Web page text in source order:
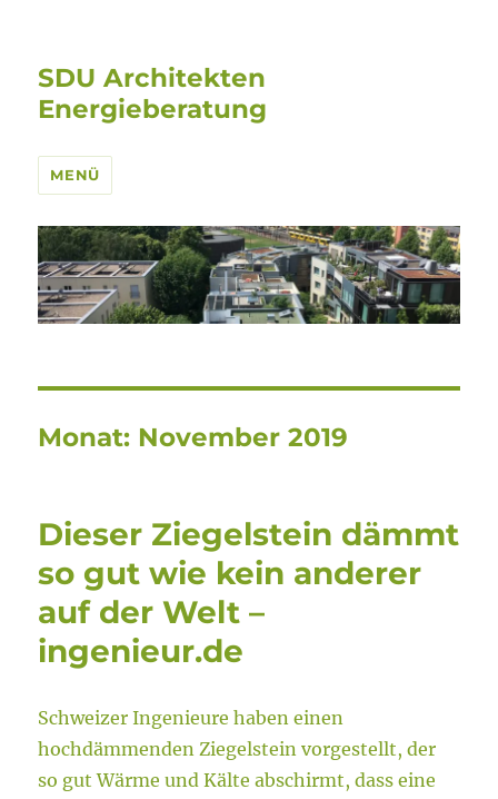
SDU Architekten
Energieberatung
MENÜ
Monat: November 2019
Dieser Ziegelstein dämmt
so gut wie kein anderer
auf der Welt –
ingenieur.de
Schweizer Ingenieure haben einen
hochdämmenden Ziegelstein vorgestellt, der
so gut Wärme und Kälte abschirmt, dass eine